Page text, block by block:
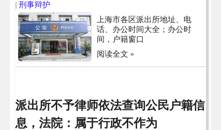
| 刑事辩护
上海市各区派出所地址、电
话、办公时间大全；办公时
间，户籍窗口
阅读全文 »
派出所不予律师依法查询公民户籍信
息，法院：属于行政不作为